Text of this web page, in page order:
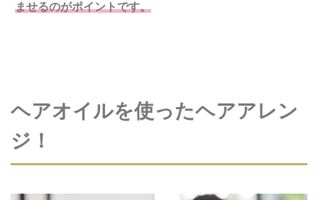
ませるのがポイントです。
ヘアオイルを使ったヘアアレン
ジ！